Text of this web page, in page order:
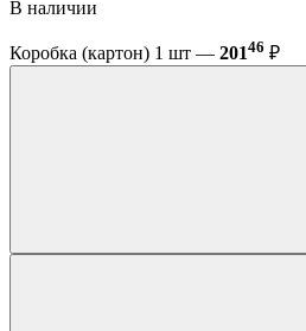
В наличии
Коробка (картон) 1 шт — 20146 ₽